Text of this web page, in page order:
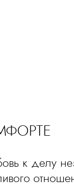
к делу